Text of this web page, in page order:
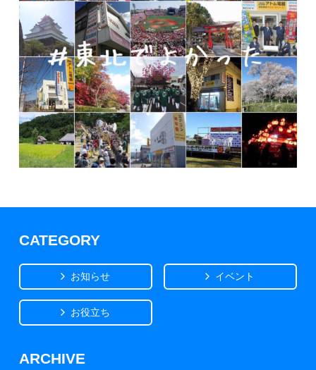
CATEGORY
お知らせ イベント
お役立ち
ARCHIVE